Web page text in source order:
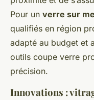
Pour un verre sur
qualifiés en région
adapté au budget et
outils coupe verre
précision.
Innovations :